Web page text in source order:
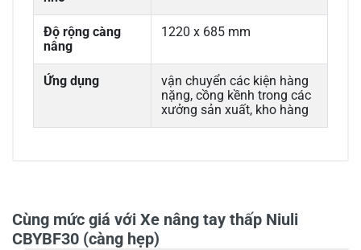
Độ rộng càng
nâng
1220 x 685 mm
Ứng dụng
vận chuyển các kiện hàng
nặng, cồng kềnh trong các
xưởng sản xuất, kho hàng
Cùng mức giá với Xe nâng tay thấp Niuli
CBYBF30 (càng hẹp)